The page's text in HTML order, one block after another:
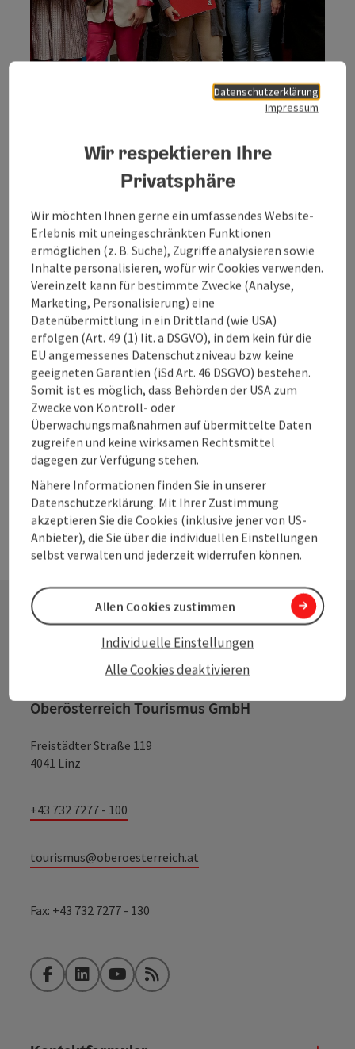
Tourismusverband Attersee-Attergau
Tourismusverband Bad Ischl
Tourismusverband Böhmerwald
Tourismusverband Donauregion
Tourismusverband Entdeckerviertel
Tourismusverband Inneres Salzkammergut
Tourismusverband Linz
Tourismusverband Mondsee-Irrsee
Tourismusverband Mühlviertler Alm Freistadt
Tourismusverband Mühlviertler Hochland
Tourismusverband Pyhrn-Priel
Tourismusverband s'Innviertel
Tourismusverband Steyr und die
Nationalparkregion
Tourismusverband Traunsee-Almtal
Kontakt
Oberösterreich Tourismus GmbH
Freistädter Straße 119
4041 Linz
+43 732 7277 - 100
tourismus@oberoesterreich.at
Fax: +43 732 7277 - 130
FacebookLinkedInYouTubeRSS-Feed
Datenschutzerklärung
Impressum
Wir respektieren Ihre
Privatsphäre
Wir möchten Ihnen gerne ein umfassendes Website-
Erlebnis mit uneingeschränkten Funktionen
ermöglichen (z. B. Suche), Zugriffe analysieren sowie
Inhalte personalisieren, wofür wir Cookies verwenden.
Vereinzelt kann für bestimmte Zwecke (Analyse,
Marketing, Personalisierung) eine
Datenübermittlung in ein Drittland (wie USA)
erfolgen (Art. 49 (1) lit. a DSGVO), in dem kein für die
EU angemessenes Datenschutzniveau bzw. keine
geeigneten Garantien (iSd Art. 46 DSGVO) bestehen.
Somit ist es möglich, dass Behörden der USA zum
Zwecke von Kontroll- oder
Überwachungsmaßnahmen auf übermittelte Daten
zugreifen und keine wirksamen Rechtsmittel
dagegen zur Verfügung stehen.
Nähere Informationen finden Sie in unserer
Datenschutzerklärung. Mit Ihrer Zustimmung
akzeptieren Sie die Cookies (inklusive jener von US-
Anbieter), die Sie über die individuellen Einstellungen
selbst verwalten und jederzeit widerrufen können.
Alle Cookies deaktivieren
Individuelle Einstellungen
Allen Cookies zustimmen